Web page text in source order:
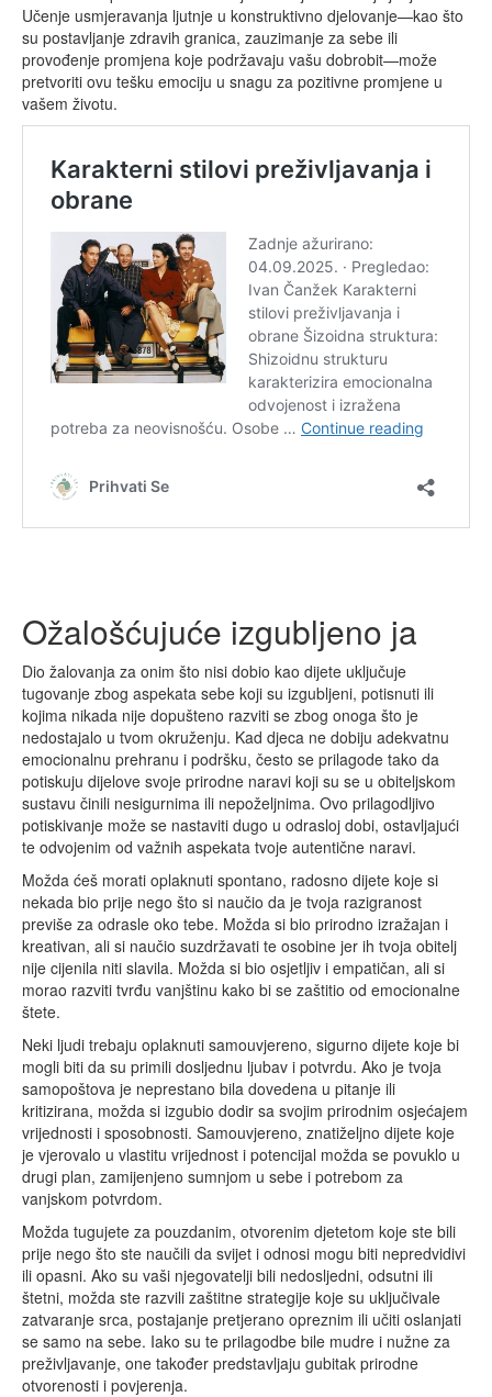
Učenje usmjeravanja ljutnje u konstruktivno djelovanje—kao što
su postavljanje zdravih granica, zauzimanje za sebe ili
provođenje promjena koje podržavaju vašu dobrobit—može
pretvoriti ovu tešku emociju u snagu za pozitivne promjene u
vašem životu.
Ožalošćujuće izgubljeno ja
Dio žalovanja za onim što nisi dobio kao dijete uključuje
tugovanje zbog aspekata sebe koji su izgubljeni, potisnuti ili
kojima nikada nije dopušteno razviti se zbog onoga što je
nedostajalo u tvom okruženju. Kad djeca ne dobiju adekvatnu
emocionalnu prehranu i podršku, često se prilagode tako da
potiskuju dijelove svoje prirodne naravi koji su se u obiteljskom
sustavu činili nesigurnima ili nepoželjnima. Ovo prilagodljivo
potiskivanje može se nastaviti dugo u odrasloj dobi, ostavljajući
te odvojenim od važnih aspekata tvoje autentične naravi.
Možda ćeš morati oplaknuti spontano, radosno dijete koje si
nekada bio prije nego što si naučio da je tvoja razigranost
previše za odrasle oko tebe. Možda si bio prirodno izražajan i
kreativan, ali si naučio suzdržavati te osobine jer ih tvoja obitelj
nije cijenila niti slavila. Možda si bio osjetljiv i empatičan, ali si
morao razviti tvrđu vanjštinu kako bi se zaštitio od emocionalne
štete.
Neki ljudi trebaju oplaknuti samouvjereno, sigurno dijete koje bi
mogli biti da su primili dosljednu ljubav i potvrdu. Ako je tvoja
samopoštova je neprestano bila dovedena u pitanje ili
kritizirana, možda si izgubio dodir sa svojim prirodnim osjećajem
vrijednosti i sposobnosti. Samouvjereno, znatiželjno dijete koje
je vjerovalo u vlastitu vrijednost i potencijal možda se povuklo u
drugi plan, zamijenjeno sumnjom u sebe i potrebom za
vanjskom potvrdom.
Možda tugujete za pouzdanim, otvorenim djetetom koje ste bili
prije nego što ste naučili da svijet i odnosi mogu biti nepredvidivi
ili opasni. Ako su vaši njegovatelji bili nedosljedni, odsutni ili
štetni, možda ste razvili zaštitne strategije koje su uključivale
zatvaranje srca, postajanje pretjerano opreznim ili učiti oslanjati
se samo na sebe. Iako su te prilagodbe bile mudre i nužne za
preživljavanje, one također predstavljaju gubitak prirodne
otvorenosti i povjerenja.